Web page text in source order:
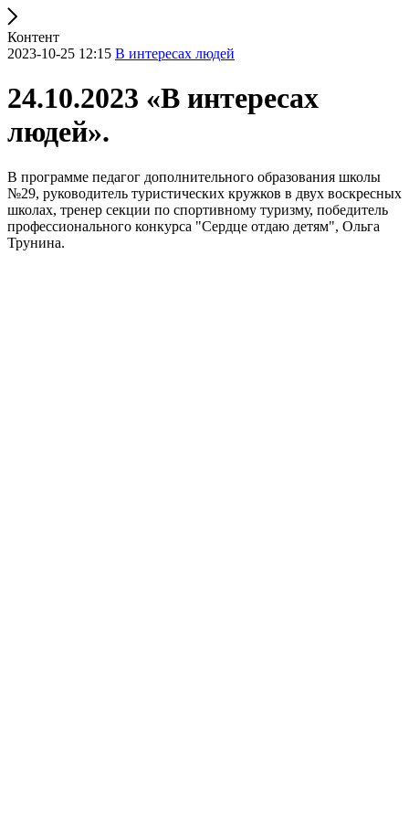
Контент
2023-10-25 12:15 В интересах людей
24.10.2023 «В интересах
людей».
В программе педагог дополнительного образования школы
№29, руководитель туристических кружков в двух воскресных
школах, тренер секции по спортивному туризму, победитель
профессионального конкурса "Сердце отдаю детям", Ольга
Трунина.